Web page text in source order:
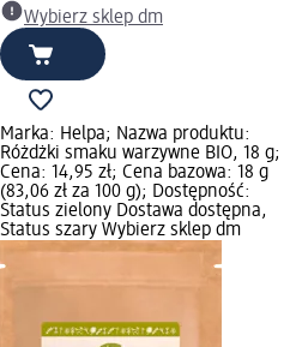
Wybierz sklep dm
Marka: Helpa; Nazwa produktu:
Różdżki smaku warzywne BIO, 18 g;
Cena: 14,95 zł; Cena bazowa: 18 g
(83,06 zł za 100 g); Dostępność:
Status zielony Dostawa dostępna,
Status szary Wybierz sklep dm